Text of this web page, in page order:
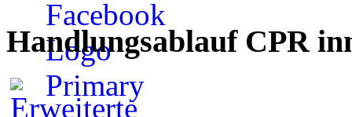
Handlungsablauf CPR